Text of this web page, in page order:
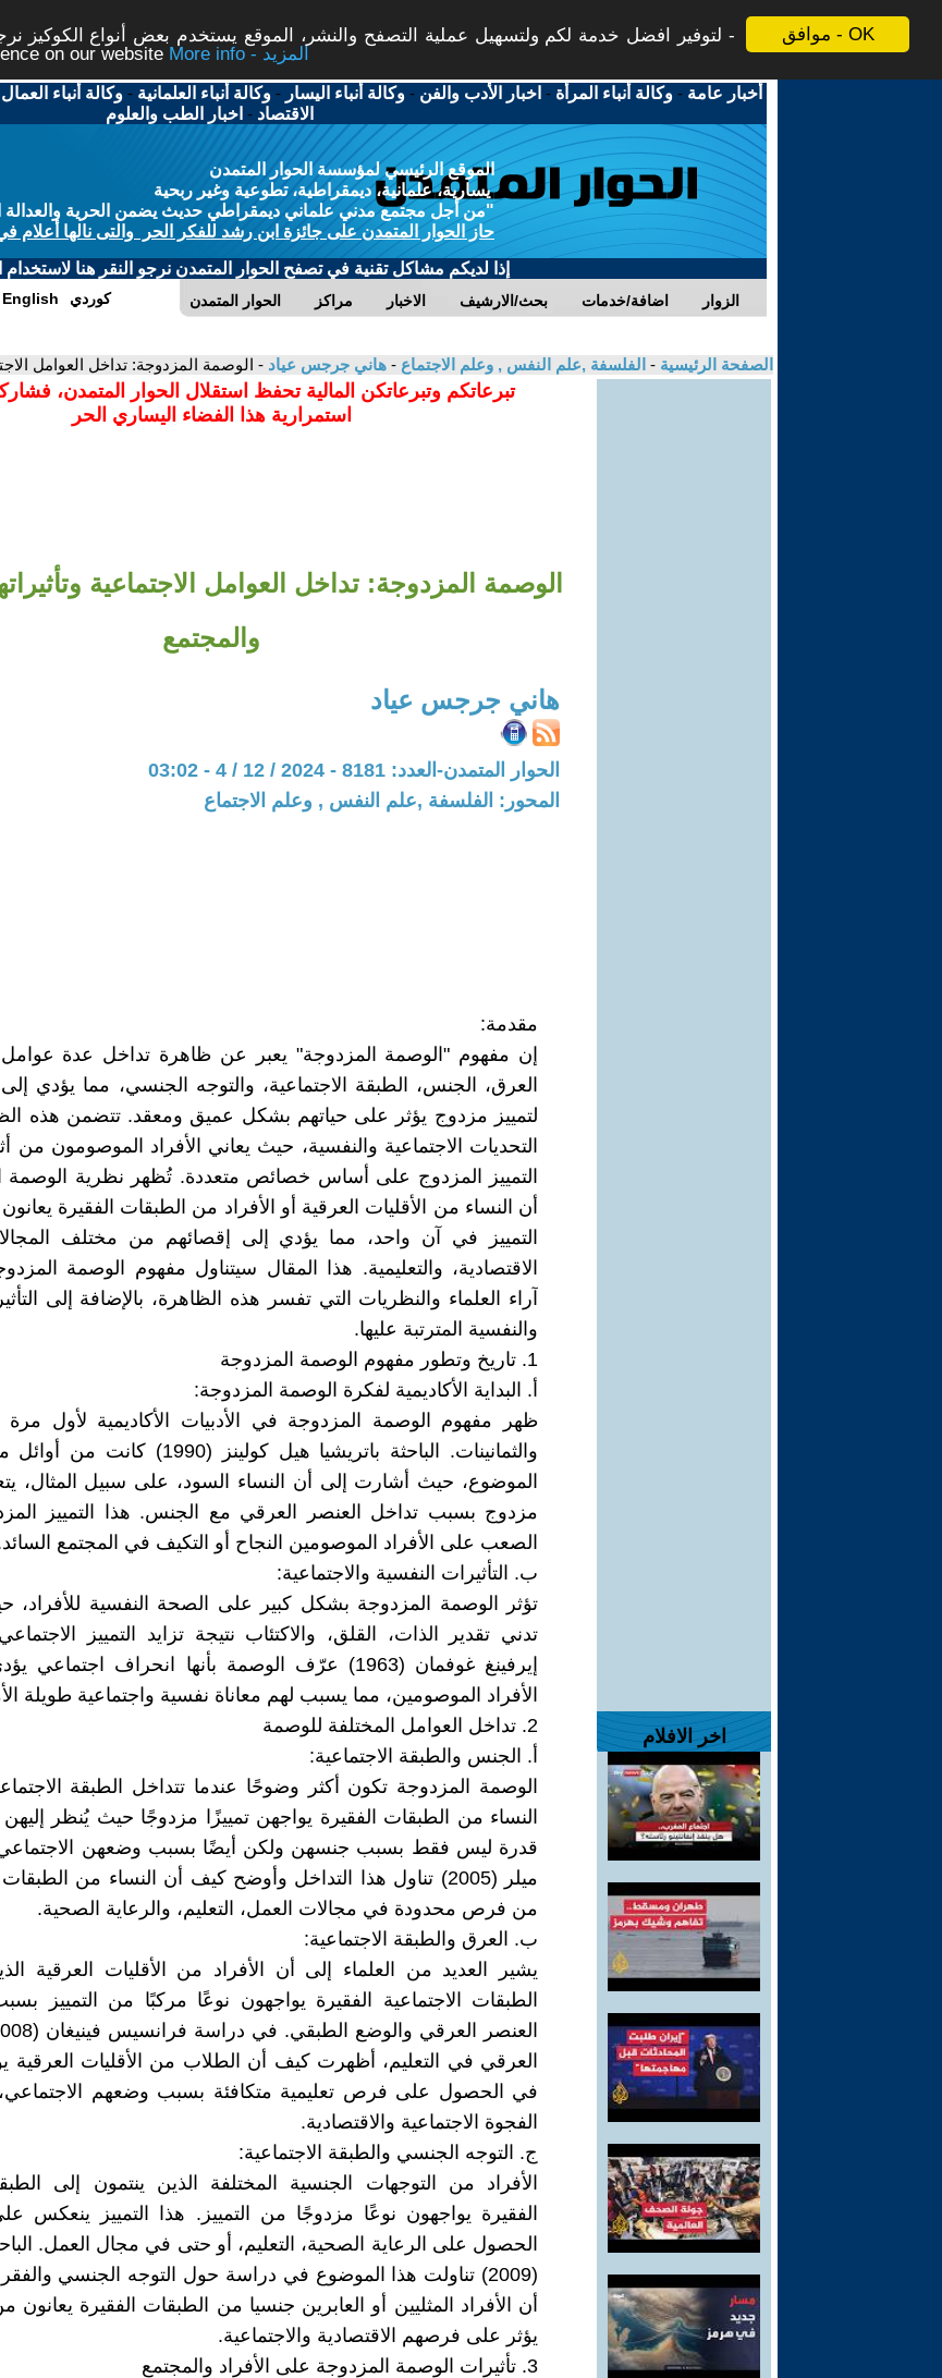
موافق - OK
لتوفير افضل خدمة لكم ولتسهيل عملية التصفح والنشر، الموقع يستخدم بعض أنواع الكوكيز
on our website
More info - المزيد
أخبار عامة -وكالة أنباء المرأة - اخبار الأدب والفن -وكالة أنباء اليسار -وكالة أنباء العلمانية -وكالة أنباء العمال
الاقتصاد - اخبار الطب والعلوم
الموقع الرئيسي لمؤسسة الحوار المتمدن
يسارية، علمانية، ديمقراطية، تطوعية وغير ربحية
"من أجل مجتمع مدني علماني ديمقراطي حديث يضمن الحرية والعدالة
حاز الحوار المتمدن على جائزة ابن رشد للفكر الحر والتى نالها أعلام
إذا لديكم مشاكل تقنية في تصفح الحوار المتمدن نرجو النقر هنا لاستخدام
الحوار المتمدن مراكز الاخبار بحث/الارشيف اضافة/خدمات الزوار English كوردي
الصفحة الرئيسية - الفلسفة ,علم النفس , وعلم الاجتماع - هاني جرجس عياد - الوصمة المزدوجة: تداخل العوامل
اخر الافلام
تبرعاتكم وتبرعاتكن المالية تحفظ استقلال الحوار المتمدن،
استمرارية هذا الفضاء اليساري الحر
الوصمة المزدوجة: تداخل العوامل الاجتماعية
والمجتمع
هاني جرجس عياد
الحوار المتمدن-العدد: 8181 - 2024 / 12 / 4 - 03:02
المحور: الفلسفة ,علم النفس , وعلم الاجتماع
مقدمة:
إن مفهوم "الوصمة المزدوجة" يعبر عن ظاهرة تداخل عدة عوامل
العرق، الجنس، الطبقة الاجتماعية، والتوجه الجنسي، مما يؤدي
لتمييز مزدوج يؤثر على حياتهم بشكل عميق ومعقد. تتضمن هذه
التحديات الاجتماعية والنفسية، حيث يعاني الأفراد الموصومون من
التمييز المزدوج على أساس خصائص متعددة. تُظهر نظرية الوصمة
أن النساء من الأقليات العرقية أو الأفراد من الطبقات الفقيرة
التمييز في آن واحد، مما يؤدي إلى إقصائهم من مختلف
الاقتصادية، والتعليمية. هذا المقال سيتناول مفهوم الوصمة
آراء العلماء والنظريات التي تفسر هذه الظاهرة، بالإضافة إلى
والنفسية المترتبة عليها.
1. تاريخ وتطور مفهوم الوصمة المزدوجة
أ. البداية الأكاديمية لفكرة الوصمة المزدوجة:
ظهر مفهوم الوصمة المزدوجة في الأدبيات الأكاديمية لأول
والثمانينات. الباحثة باتريشيا هيل كولينز
الموضوع، حيث أشارت إلى أن النساء السود، على سبيل المثال،
مزدوج بسبب تداخل العنصر العرقي مع الجنس. هذا التمييز
الصعب على الأفراد الموصومين النجاح أو التكيف في المجتمع
ب. التأثيرات النفسية والاجتماعية:
تؤثر الوصمة المزدوجة بشكل كبير على الصحة النفسية للأفراد،
تدني تقدير الذات، القلق، والاكتئاب نتيجة تزايد التمييز
إيرفينغ غوفمان (1963) عرّف الوصمة بأنها انحراف
الأفراد الموصومين، مما يسبب لهم معاناة نفسية واجتماعية طويلة
2. تداخل العوامل المختلفة للوصمة
أ. الجنس والطبقة الاجتماعية:
الوصمة المزدوجة تكون أكثر وضوحًا عندما تتداخل الطبقة
النساء من الطبقات الفقيرة يواجهن تمييزًا مزدوجًا حيث يُنظر إليهن
قدرة ليس فقط بسبب جنسهن ولكن أيضًا بسبب وضعهن الاجتماعي.
ميلر (2005) تناول هذا التداخل وأوضح كيف أن النساء من
من فرص محدودة في مجالات العمل، التعليم، والرعاية الصحية.
ب. العرق والطبقة الاجتماعية:
يشير العديد من العلماء إلى أن الأفراد من الأقليات العرقية
الطبقات الاجتماعية الفقيرة يواجهون نوعًا مركبًا من التمييز
العرقي في التعليم، أظهرت كيف أن الطلاب من الأقليات العرقية
في الحصول على فرص تعليمية متكافئة بسبب وضعهم
الفجوة الاجتماعية والاقتصادية.
ج. التوجه الجنسي والطبقة الاجتماعية:
الأفراد من التوجهات الجنسية المختلفة الذين ينتمون إلى
الفقيرة يواجهون نوعًا مزدوجًا من التمييز. هذا التمييز
الحصول على الرعاية الصحية، التعليم، أو حتى في مجال العمل.
(2009) تناولت هذا الموضوع في دراسة حول التوجه الجنسي
أن الأفراد المثليين أو العابرين جنسيا من الطبقات الفقيرة يعانون
يؤثر على فرصهم الاقتصادية والاجتماعية.
3. تأثيرات الوصمة المزدوجة على الأفراد والمجتمع